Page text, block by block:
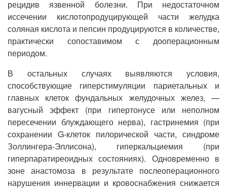
рецидив язвенной болезни. При недостаточном
иссечении кислотопродуцирующей части желудка
соляная кислота и пепсин продуцируются в количестве,
практически сопоставимом с дооперационным
периодом.
В остальных случаях выявляются условия,
способствующие гиперстимуляции париетальных и
главных клеток фундальных желудочных желез, —
вагусный эффект (при гипертонусе или неполном
пересечении блуждающего нерва), гастринемия (при
сохранении G-клеток пилорической части, синдроме
Золлингера-Эллисона), гиперкальциемия (при
гиперпаратиреоидных состояниях). Одновременно в
зоне анастомоза в результате послеоперационного
нарушения иннервации и кровоснабжения снижается